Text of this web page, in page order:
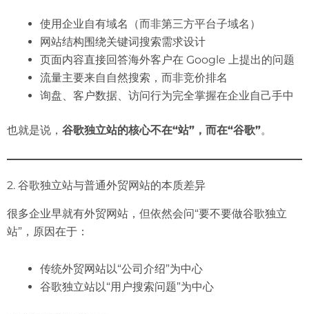
使用企业自有域名（而非第三方平台子域名）
网站结构围绕关键词搜索需求设计
页面内容直接回答海外客户在 Google 上提出的问题
流量主要来自自然搜索，而非竞价排名
询盘、客户数据、访问行为完全掌握在企业自己手中
也就是说， 谷歌独立站的核心不在“站”，而在“谷歌”。
2. 谷歌独立站与普通外贸网站的本质差异
很多企业早就有外贸网站，但依然会问“要不要做谷歌独立
站”，原因在于：
传统外贸网站以“公司介绍”为中心
谷歌独立站以“用户搜索问题”为中心